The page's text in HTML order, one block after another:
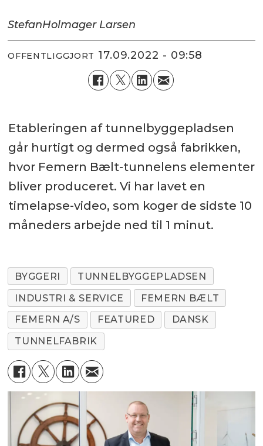
StefanHolmager Larsen
OFFENTLIGGJORT 17.09.2022 - 09:58
Etableringen af tunnelbyggepladsen
går hurtigt og dermed også fabrikken,
hvor Femern Bælt-tunnelens elementer
bliver produceret. Vi har lavet en
timelapse-video, som koger de sidste 10
måneders arbejde ned til 1 minut.
BYGGERI
TUNNELBYGGEPLADSEN
INDUSTRI & SERVICE
FEMERN BÆLT
FEMERN A/S
FEATURED
DANSK
TUNNELFABRIK